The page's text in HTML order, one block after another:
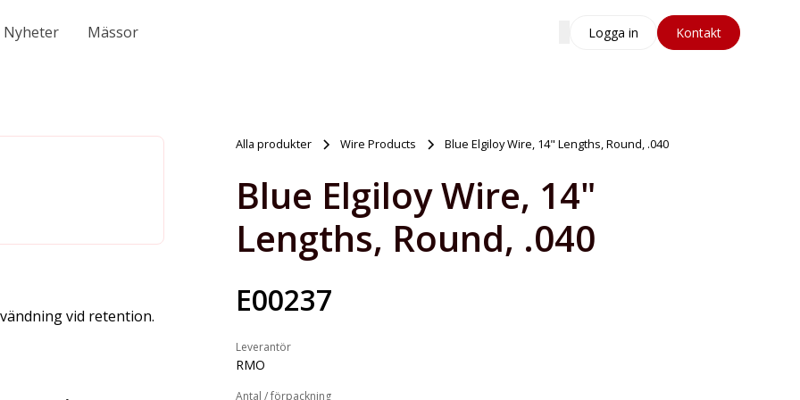
Nyheter Mässor Logga in Kontakt
vid retention.
Alla produkter Wire Products Blue Elgiloy Wire, 14" Lengths, Round, .040
Blue Elgiloy Wire, 14"
Lengths, Round, .040
E00237
Leverantör
RMO
Antal / förpackning